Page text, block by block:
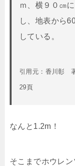
ｍ、横９０㎝
し、地表から
している。
引用元：香川彰
29頁
なんと1.2m！
そこまでホウレン